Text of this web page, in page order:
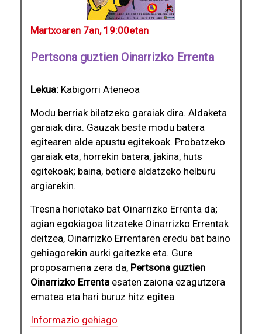
Martxoaren 7an, 19:00etan
Pertsona guztien Oinarrizko Errenta
Lekua: Kabigorri Ateneoa
Modu berriak bilatzeko garaiak dira. Aldaketa
garaiak dira. Gauzak beste modu batera
egitearen alde apustu egitekoak. Probatzeko
garaiak eta, horrekin batera, jakina, huts
egitekoak; baina, betiere aldatzeko helburu
argiarekin.
Tresna horietako bat Oinarrizko Errenta da;
agian egokiagoa litzateke Oinarrizko Errentak
deitzea, Oinarrizko Errentaren eredu bat baino
gehiagorekin aurki gaitezke eta. Gure
proposamena zera da, Pertsona guztien
Oinarrizko Errenta esaten zaiona ezagutzera
ematea eta hari buruz hitz egitea.
Informazio gehiago